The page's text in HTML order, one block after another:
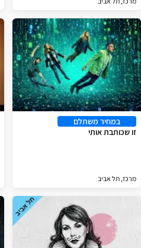
במחיר משתלם
זו שכותבת אותי
מרכז, תל אביב